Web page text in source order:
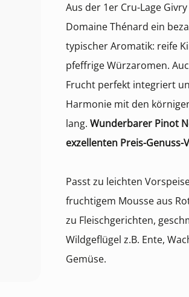
Aus der 1er Cru-Lage
Domaine Thénard ein
typischer Aromatik: reife
pfeffrige Würzaromen.
Frucht perfekt integriert
Harmonie mit den
lang. Wunderbarer Pinot
exzellenten Preis-Genuss-
Passt zu leichten
fruchtigem Mousse aus
zu Fleischgerichten,
Wildgeflügel z.B. Ente,
Gemüse.